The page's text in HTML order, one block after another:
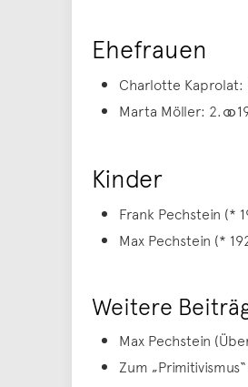
Ehefrauen
Charlotte Kaprolat:
Marta Möller: 2. ⚭
Kinder
Frank Pechstein (*
Max Pechstein (*
Weitere
Max Pechstein
Zum